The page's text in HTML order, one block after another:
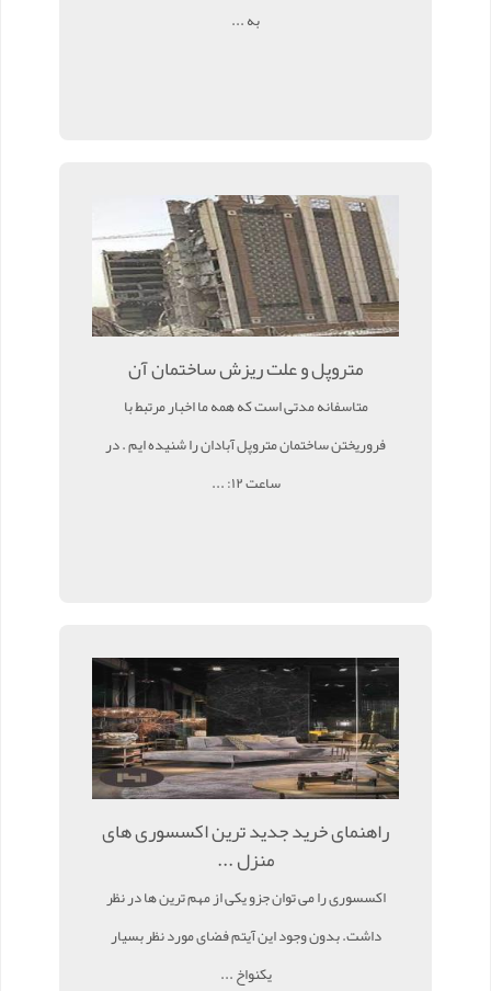
به ...
متروپل و علت ریزش ساختمان آن
متاسفانه مدتی است که همه ما اخبار مرتبط با
فروریختن ساختمان متروپل آبادان را شنیده ایم . در
ساعت ۱۲: ...
راهنمای خرید جدید ترین اکسسوری های
منزل ...
اکسسوری را می توان جزو یکی از مهم ترین ها در نظر
داشت. بدون وجود این آیتم فضای مورد نظر بسیار
یکنواخ ...